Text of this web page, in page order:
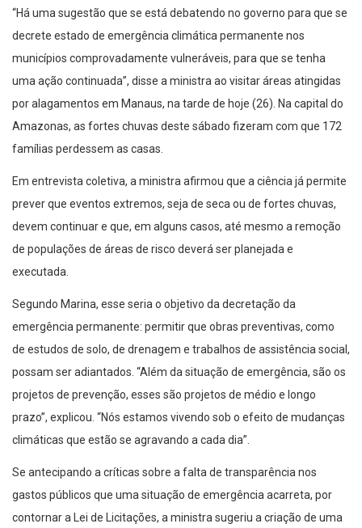
“Há uma sugestão que se está debatendo no governo para que se
decrete estado de emergência climática permanente nos
municípios comprovadamente vulneráveis, para que se tenha
uma ação continuada”, disse a ministra ao visitar áreas atingidas
por alagamentos em Manaus, na tarde de hoje (26). Na capital do
Amazonas, as fortes chuvas deste sábado fizeram com que 172
famílias perdessem as casas.
Em entrevista coletiva, a ministra afirmou que a ciência já permite
prever que eventos extremos, seja de seca ou de fortes chuvas,
devem continuar e que, em alguns casos, até mesmo a remoção
de populações de áreas de risco deverá ser planejada e
executada.
Segundo Marina, esse seria o objetivo da decretação da
emergência permanente: permitir que obras preventivas, como
de estudos de solo, de drenagem e trabalhos de assistência social,
possam ser adiantados. “Além da situação de emergência, são os
projetos de prevenção, esses são projetos de médio e longo
prazo”, explicou. “Nós estamos vivendo sob o efeito de mudanças
climáticas que estão se agravando a cada dia”.
Se antecipando a críticas sobre a falta de transparência nos
gastos públicos que uma situação de emergência acarreta, por
contornar a Lei de Licitações, a ministra sugeriu a criação de uma